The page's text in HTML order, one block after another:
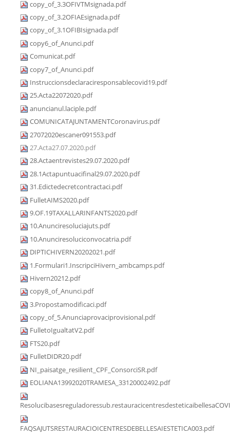
copy_of_3.3OFIVTMsignada.pdf
copy_of_3.2OFIAEsignada.pdf
copy_of_3.1OFIBIsignada.pdf
copy6_of_Anunci.pdf
Comunicat.pdf
copy7_of_Anunci.pdf
Instruccionsdeclaraciresponsablecovid19.pdf
25.Acta22072020.pdf
anuncianul.laciple.pdf
COMUNICATAJUNTAMENTCoronavirus.pdf
27072020escaner091553.pdf
27.Acta27.07.2020.pdf
28.Actaentrevistes29.07.2020.pdf
28.1Actapuntuacifinal29.07.2020.pdf
31.Edictedecretcontractaci.pdf
FulletAIMS2020.pdf
9.OF.19TAXALLARINFANTS2020.pdf
10.Anunciresoluciajuts.pdf
10.Anunciresoluciconvocatria.pdf
DIPTICHIVERN20202021.pdf
1.Formulari1.InscripciHivern_ambcamps.pdf
Hivern20212.pdf
copy8_of_Anunci.pdf
3.Propostamodificaci.pdf
copy_of_5.Anunciaprovaciprovisional.pdf
FulletoIgualtatV2.pdf
FTS20.pdf
FulletDIDR20.pdf
NI_paisatge_resilient_CPF_ConsorciSR.pdf
EOLIANA13992020TRAMESA_33120002492.pdf
FAQSAJUTSRESTAURACIOICENTRESDEBELLESAIESTETICA003.pdf